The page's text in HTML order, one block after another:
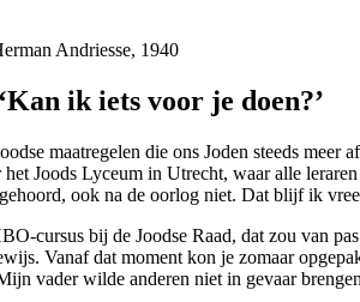
Andriesse, 1940
ik iets voor je doen?’
maatregelen die ons Joden steeds
het Joods Lyceum in Utrecht, waar alle
ook na de oorlog niet. Dat blijf ik
cursus bij de Joodse Raad, dat zou van
Vanaf dat moment kon je zomaar
vader wilde anderen niet in gevaar